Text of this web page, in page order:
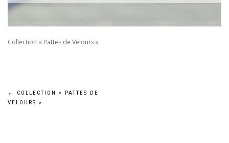
Collection « Pattes de Velours »
Navigation
←
COLLECTION « PATTES DE
VELOURS »